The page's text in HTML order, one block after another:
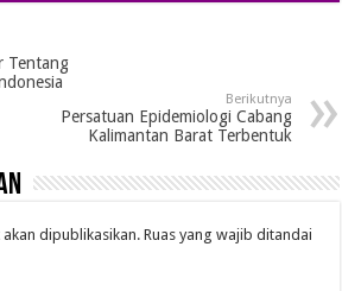
Tentang
Berikutnya
Persatuan Epidemiologi Cabang
Kalimantan Barat Terbentuk
dipublikasikan. Ruas yang wajib ditandai